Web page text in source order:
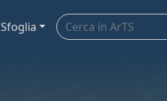
Sfoglia